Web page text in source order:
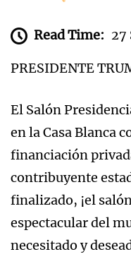
Read Time: 27
PRESIDENTE
El Salón
en la Casa Blanca
financiación
contribuyente
finalizado, ¡el
espectacular del
necesitado y